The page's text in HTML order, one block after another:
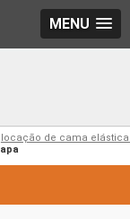
MENU
locação de cama